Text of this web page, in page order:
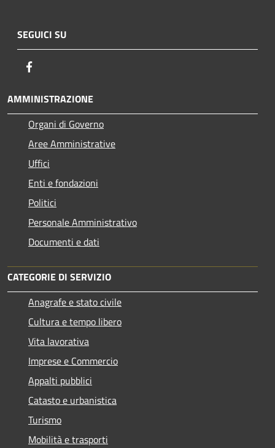
SEGUICI SU
AMMINISTRAZIONE
Organi di Governo
Aree Amministrative
Uffici
Enti e fondazioni
Politici
Personale Amministrativo
Documenti e dati
CATEGORIE DI SERVIZIO
Anagrafe e stato civile
Cultura e tempo libero
Vita lavorativa
Imprese e Commercio
Appalti pubblici
Catasto e urbanistica
Turismo
Mobilità e trasporti